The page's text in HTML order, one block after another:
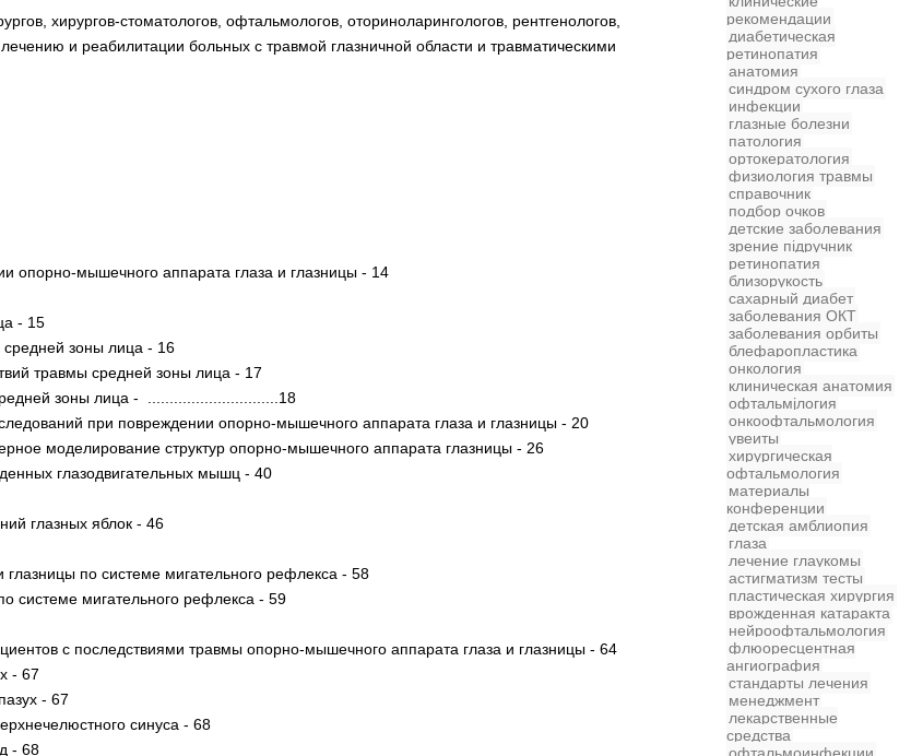
хирургов-стоматологов, офтальмологов, оториноларингологов, рентгенологов,
и реабилитации больных с травмой глазничной области и травматическими
опорно-мышечного аппарата глаза и глазницы - 14
- 15
зоны лица - 16
травмы средней зоны лица - 17
зоны лица - ..............................18
при повреждении опорно-мышечного аппарата глаза и глазницы - 20
моделирование структур опорно-мышечного аппарата глазницы - 26
глазодвигательных мышц - 40
глазных яблок - 46
по системе мигательного рефлекса - 58
системе мигательного рефлекса - 59
с последствиями травмы опорно-мышечного аппарата глаза и глазницы - 64
- 67
- 67
синуса - 68
- 68
рекомендации
диабетическая
ретинопатия
анатомия
синдром сухого глаза
инфекции
глазные болезни
патология
ортокератология
физиология травмы
справочник
подбор очков
детские заболевания
зрение підручник
ретинопатия
близорукость
сахарный диабет
заболевания ОКТ
заболевания орбиты
блефаропластика
онкология
клиническая анатомия
офтальмjлогия
онкоофтальмология
увеиты
хирургическая
офтальмология
материалы
конференции
детская амблиопия
глаза
лечение глаукомы
астигматизм тесты
пластическая хирургия
врожденная катаракта
нейроофтальмология
флюоресцентная
ангиография
стандарты лечения
менеджмент
лекарственные
средства